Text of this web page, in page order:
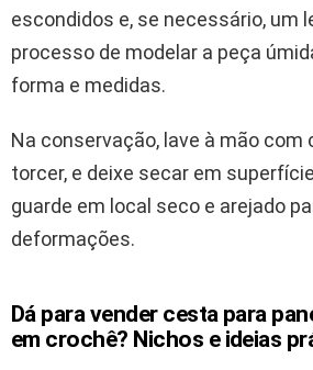
escondidos e, se necessário, um
processo de modelar a peça
forma e medidas.
Na conservação, lave à mão com
torcer, e deixe secar em
guarde em local seco e arejado
deformações.
Dá para vender cesta para
em crochê? Nichos e ideias